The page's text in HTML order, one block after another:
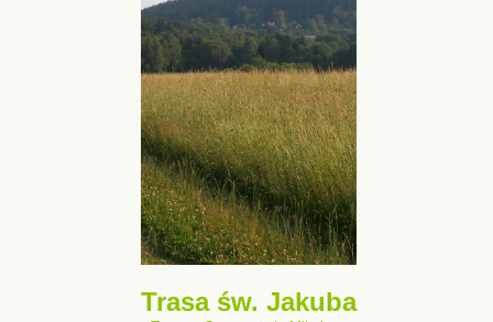
Trasa św. Jakuba